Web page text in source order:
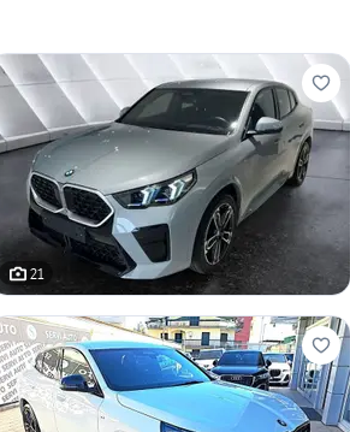
21